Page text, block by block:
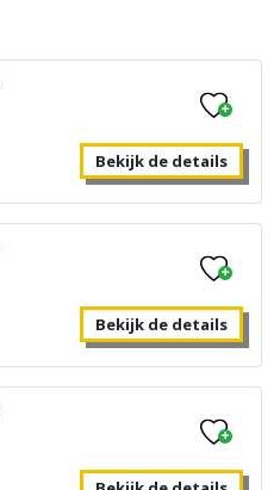
Bekijk de details
Bekijk de details